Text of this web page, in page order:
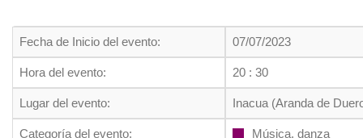
Fecha de Inicio del evento: 07/07/2023
Hora del evento: 20 : 30
Lugar del evento: Inacua (Aranda de
Categoría del evento: Música, danza